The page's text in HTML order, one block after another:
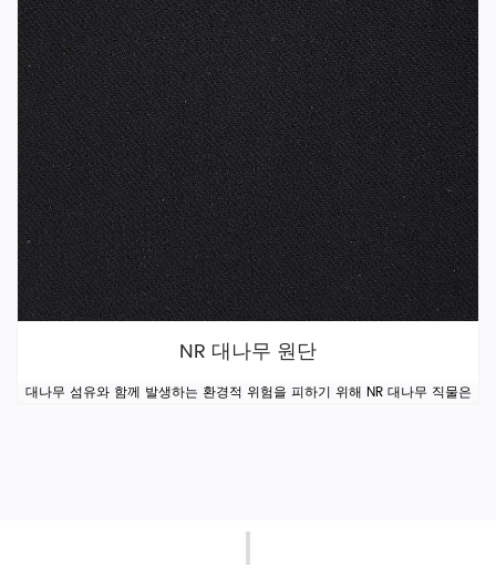
NR 대나무 원단
대나무 섬유와 함께 발생하는 환경적 위험을 피하기 위해 NR 대나무 직물은